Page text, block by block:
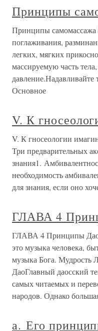
Принципы
Принципы самомассажа
поглаживания,
легких, мягких
массируемую часть
давление.Надавливайте
Основное
V. К
V. К гносеологии
Три предварительных
знания1.
необходимость
для знания, если оно
ГЛАВА 4
ГЛАВА 4 Принципы
это музыка человека,
музыка Бога. Мудрость
ДаоГлавный даосский
самых читаемых и
народов. Однако
а. Его